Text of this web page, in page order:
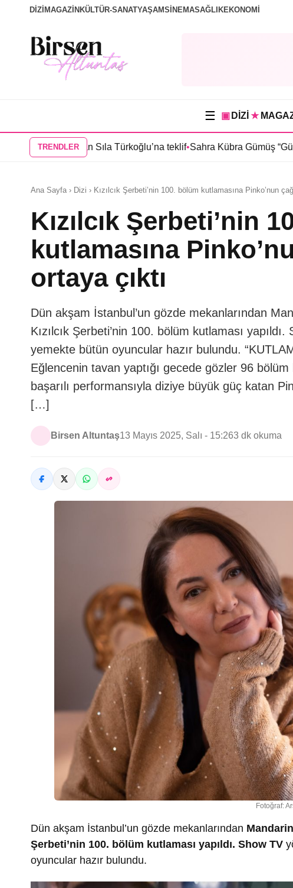
DİZİ MAGAZİN KÜLTÜR-SANATYAŞAMSİNEMASAĞLIKEKONOMİ
☰ ▣ DİZİ ★
TRENDLER
Sıla Türkoğlu’na teklif•Sahra Kübra Gümüş “Güneşin
Ana Sayfa › Dizi › Kızılcık Şerbeti’nin 100. bölüm kutlamasına Pinko’nun
Kızılcık Şerbeti’nin
kutlamasına
ortaya çıktı
Dün akşam İstanbul’un gözde mekanlarından
Kızılcık Şerbeti’nin 100. bölüm kutlaması
yemekte bütün oyuncular hazır bulundu.
Eğlencenin tavan yaptığı gecede gözler 96
başarılı performansıyla diziye büyük güç katan
[…]
Birsen Altuntaş13 Mayıs 2025, Salı - 15:263 dk okuma
Fotoğraf:
Dün akşam İstanbul’un gözde mekanlarından
Şerbeti’nin 100. bölüm kutlaması yapıldı. Show TV
oyuncular hazır bulundu.